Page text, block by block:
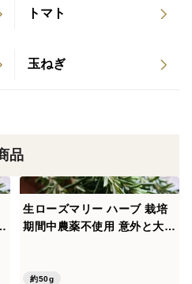
で劣化が生じる場合がありま
購入をお願いします。
トマト
玉ねぎ
品
生ローズマリー ハーブ 栽培
期間中農薬不使用 意外と大活
約50g